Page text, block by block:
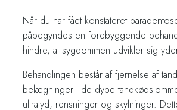
Når du har fået konstateret
påbegyndes en forebyggende
hindre, at sygdommen udvikler sig
Behandlingen består af fjernelse af
belægninger i de dybe
ultralyd, rensninger og skylninger.